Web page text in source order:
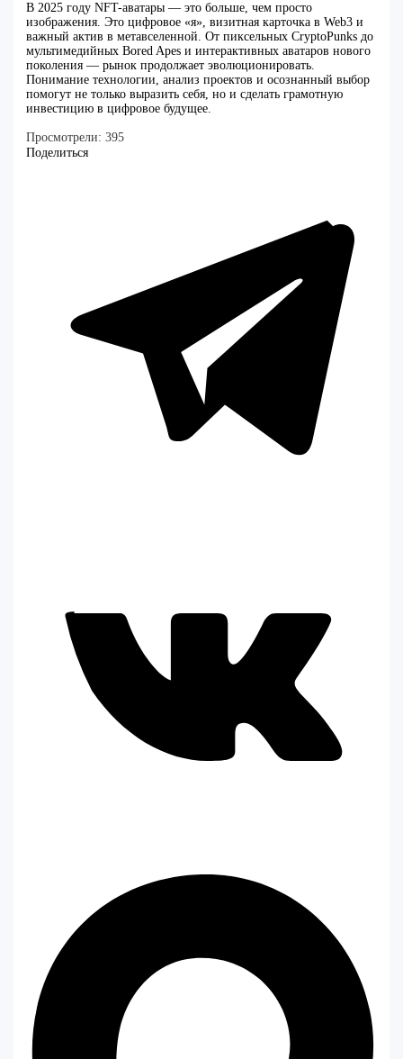
В 2025 году NFT-аватары — это больше, чем просто
изображения. Это цифровое «я», визитная карточка в Web3 и
важный актив в метавселенной. От пиксельных CryptoPunks до
мультимедийных Bored Apes и интерактивных аватаров нового
поколения — рынок продолжает эволюционировать.
Понимание технологии, анализ проектов и осознанный выбор
помогут не только выразить себя, но и сделать грамотную
инвестицию в цифровое будущее.
Просмотрели: 395
Поделиться